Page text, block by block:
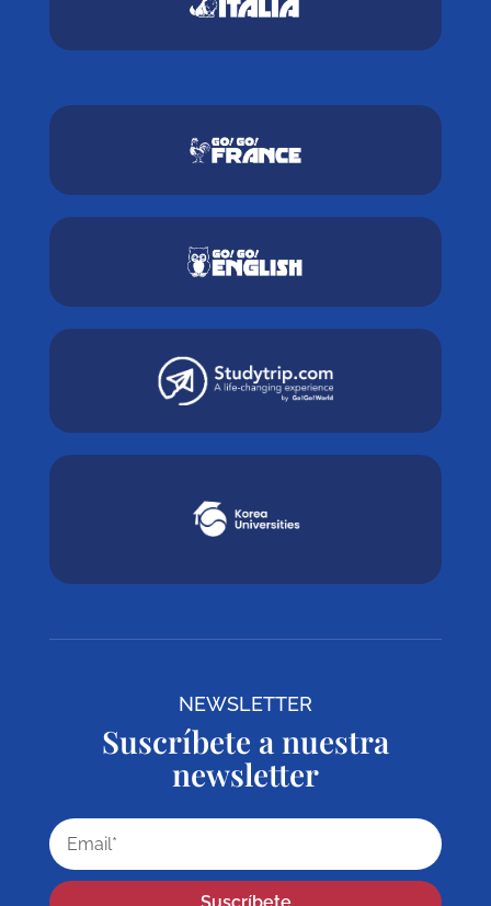
NEWSLETTER
Suscríbete a nuestra
newsletter